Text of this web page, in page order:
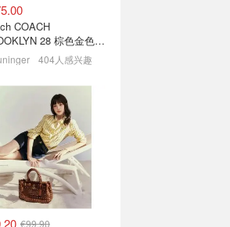
Berlin 清仓抄底
主义必看！Clea托特
3.6折起+叠8折！斜挎钱包€63.99
COACH
28 棕色金色水
404人感兴趣
€99.90